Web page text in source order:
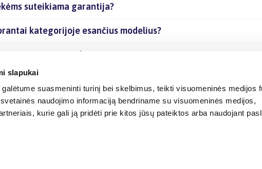
slapukai
suasmeninti turinį bei skelbimus, teikti visuomeninės medijos
naudojimo informaciją bendriname su visuomeninės medijos,
kurie gali ją pridėti prie kitos jūsų pateiktos arba naudojant
suteikiama garantija?
kategorijoje esančius modelius?
esančias prekes internetu?